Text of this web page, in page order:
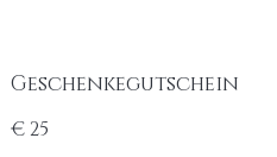
Geschenkegutschein
€ 25